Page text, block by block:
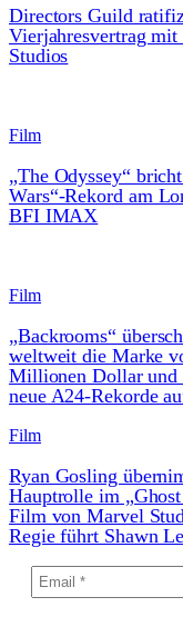
Directors Guild
Vierjahresvertrag mit
Studios
Film
„The Odyssey“
Wars“-Rekord am
BFI IMAX
Film
„Backrooms“
weltweit die Marke
Millionen Dollar und
neue A24-Rekorde
Film
Ryan Gosling
Hauptrolle im
Film von Marvel
Regie führt Shawn